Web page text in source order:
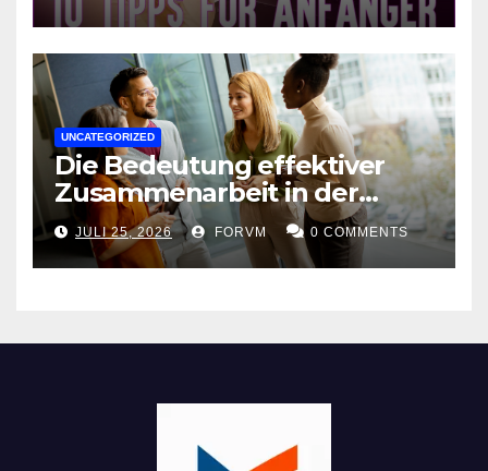
UNCATEGORIZED
Die Bedeutung effektiver
Zusammenarbeit in der
Arbeitswelt
JULI 25, 2026 FORVM 0 COMMENTS